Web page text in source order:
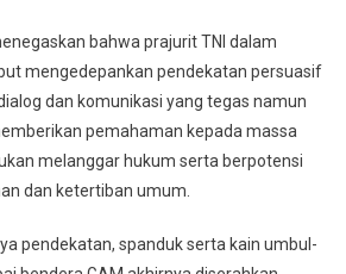
bahwa prajurit TNI dalam
mengedepankan pendekatan persuasif
dan komunikasi yang tegas namun
pemahaman kepada massa
melanggar hukum serta berpotensi
dan ketertiban umum.
pendekatan, spanduk serta kain umbul-